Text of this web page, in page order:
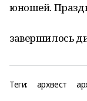
юношей.
завершилось
Теги: архвест